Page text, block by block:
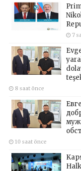
7
8 saat önce
10 saat önce